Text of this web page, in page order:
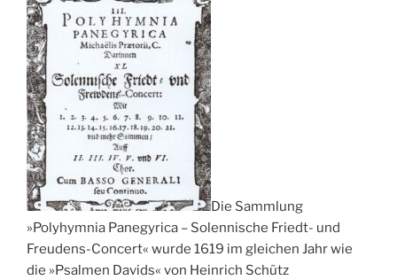
Die Sammlung
»Polyhymnia Panegyrica – Solennische Friedt- und
Freudens-Concert« wurde 1619 im gleichen Jahr wie
die »Psalmen Davids« von Heinrich Schütz